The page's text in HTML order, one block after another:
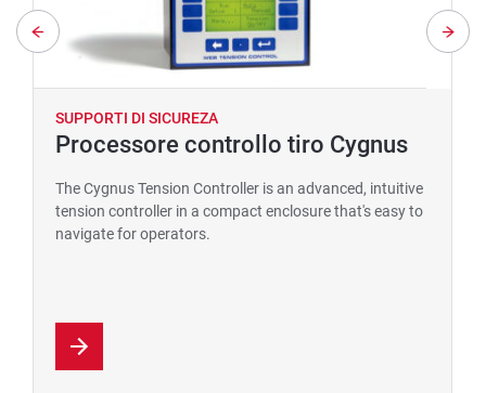
SUPPORTI DI SICUREZA
Processore controllo tiro Cygnus
The Cygnus Tension Controller is an advanced, intuitive
tension controller in a compact enclosure that's easy to
navigate for operators.